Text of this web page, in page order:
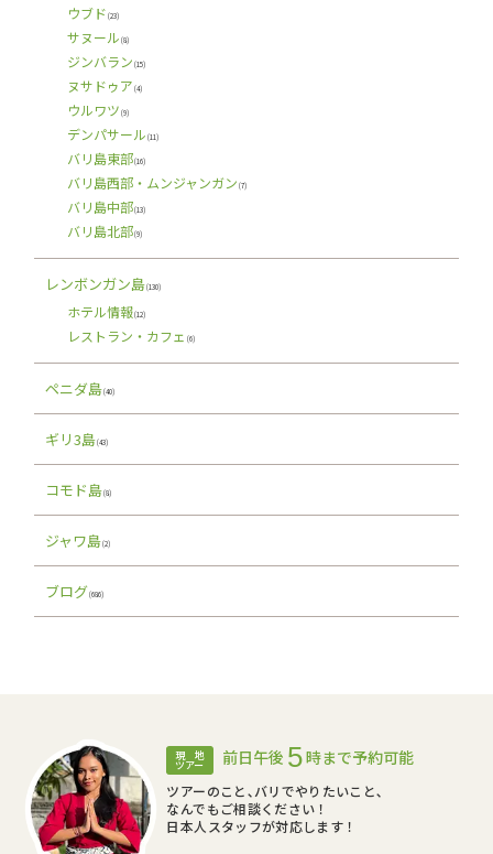
ウブド (23)
サヌール (8)
ジンバラン (15)
ヌサドゥア (4)
ウルワツ (9)
デンパサール (11)
バリ島東部(16)
バリ島西部・ムンジャンガン (7)
バリ島中部(13)
バリ島北部(9)
レンボンガン島(130)
ホテル情報(12)
レストラン・カフェ (6)
ペニダ島(40)
ギリ3島(43)
コモド島(8)
ジャワ島(2)
ブログ(686)
現 地
ツアー 前日午後 5時まで予約可能
ツアーのこと､バリでやりたいこと､
なんでもご相談ください！
日本人スタッフが対応します！